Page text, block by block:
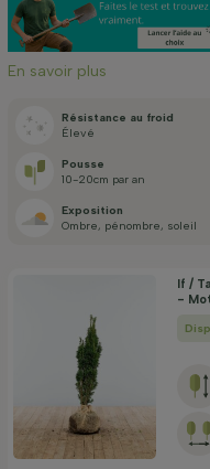
Emplacement
Application
Mois de floraison
Appliquer un filtre
En savoir plus
Résistance au froid
Élevé
Pousse
10-20cm par an
Exposition
Ombre, pénombre, soleil
If /
-